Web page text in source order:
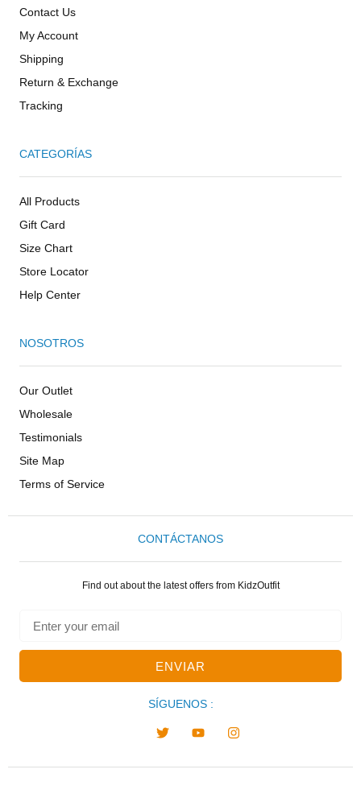
Contact Us
My Account
Shipping
Return & Exchange
Tracking
CATEGORÍAS
All Products
Gift Card
Size Chart
Store Locator
Help Center
NOSOTROS
Our Outlet
Wholesale
Testimonials
Site Map
Terms of Service
CONTÁCTANOS
Find out about the latest offers from KidzOutfit
ENVIAR
SÍGUENOS :